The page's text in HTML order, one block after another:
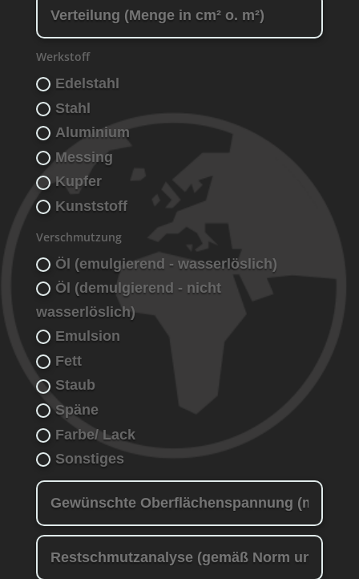
Werkstoff
Edelstahl
Stahl
Aluminium
Messing
Kupfer
Kunststoff
Verschmutzung
Öl (emulgierend - wasserlöslich)
Öl (demulgierend - nicht
wasserlöslich)
Emulsion
Fett
Staub
Späne
Farbe/ Lack
Sonstiges